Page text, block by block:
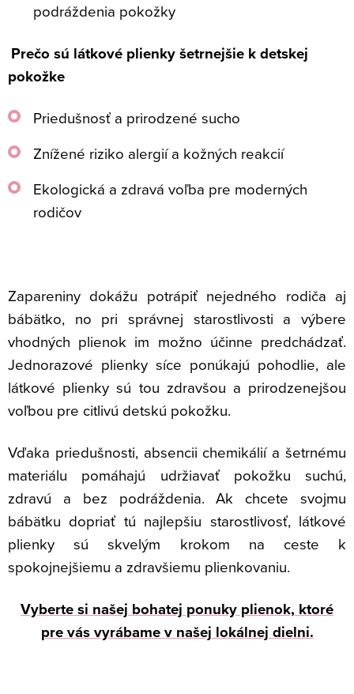
podráždenia pokožky
Prečo sú látkové plienky šetrnejšie k detskej
pokožke
Priedušnosť a prirodzené sucho
Znížené riziko alergií a kožných reakcií
Ekologická a zdravá voľba pre moderných
rodičov
Zapareniny dokážu potrápiť nejedného rodiča aj
bábätko, no pri správnej starostlivosti a výbere
vhodných plienok im možno účinne predchádzať.
Jednorazové plienky síce ponúkajú pohodlie, ale
látkové plienky sú tou zdravšou a prirodzenejšou
voľbou pre citlivú detskú pokožku.
Vďaka priedušnosti, absencii chemikálií a šetrnému
materiálu pomáhajú udržiavať pokožku suchú,
zdravú a bez podráždenia. Ak chcete svojmu
bábätku dopriať tú najlepšiu starostlivosť, látkové
plienky sú skvelým krokom na ceste k
spokojnejšiemu a zdravšiemu plienkovaniu.
Vyberte si našej bohatej ponuky plienok, ktoré
pre vás vyrábame v našej lokálnej dielni.